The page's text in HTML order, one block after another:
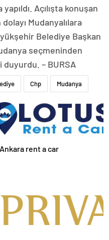
Açılışta konuşan
Mudanyalılara
Belediye Başkan
seçmeninden
– BURSA
Chp Mudanya
Ankara rent a car